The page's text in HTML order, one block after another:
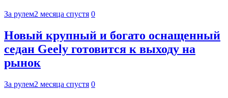
За рулем2 месяца спустя 0
Новый крупный и богато оснащенный
седан Geely готовится к выходу на
рынок
За рулем2 месяца спустя 0